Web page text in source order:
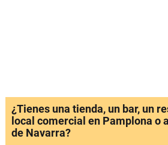
¿Tienes una tienda, un bar, un
local comercial en Pamplona o
de Navarra?